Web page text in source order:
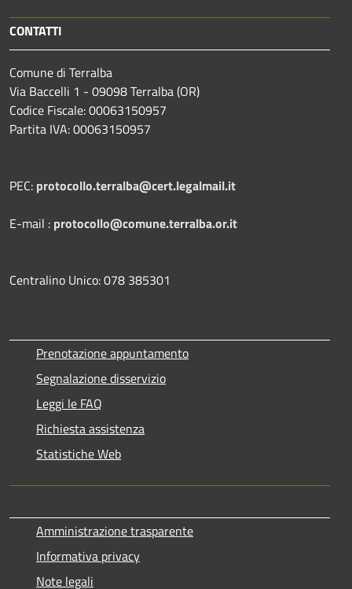
CONTATTI
Comune di Terralba
Via Baccelli 1 - 09098 Terralba (OR)
Codice Fiscale: 00063150957
Partita IVA: 00063150957
PEC: protocollo.terralba@cert.legalmail.it
E-mail : protocollo@comune.terralba.or.it
Centralino Unico: 078 385301
Prenotazione appuntamento
Segnalazione disservizio
Leggi le FAQ
Richiesta assistenza
Statistiche Web
Amministrazione trasparente
Informativa privacy
Note legali